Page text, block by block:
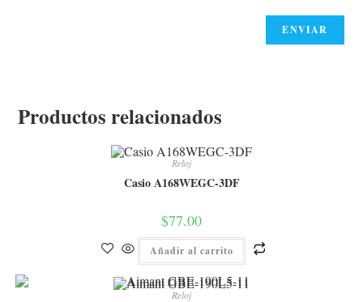
Productos relacionados
Reloj
Casio A168WEGC-3DF
$77.00
Añadir al carrito
Reloj